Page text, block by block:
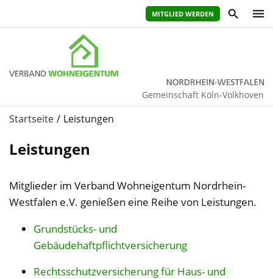
MITGLIED WERDEN
Gemeinschaft Köln-Volkhoven
Startseite Leistungen
Leistungen
Mitglieder im Verband Wohneigentum Nordrhein-
Westfalen e.V. genießen eine Reihe von Leistungen.
Grundstücks- und
Gebäudehaftpflichtversicherung
Rechtsschutzversicherung für Haus- und